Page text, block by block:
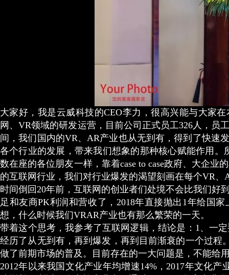
大家好，我是云威科技的CEO李力，很高兴能与大家
网、VR领域的研发运营，目前公司正式员工326人，员
间，我们国内的VR、AR产业也从无到有，得到了快速
各个行业的发展，带来我们想象的那种核心赋能作用
数在座的各位朋友一样，靠着case to case政府、大企
的互联网行业，我们对行业爆发的渴望刻画在每个VR、
时间倒回20年前，互联网的创业者们处境不会比我们好
足和友商PK利润和营收了，2018年直接抛出1年给国
想，什么时候我们VRAR产业也有那么繁荣的一天。
带着这个思考，我参考了互联网逻辑，结论是：1、一
经历了从无到有，再到爆发，再到目前渐衰的一个过
做了前期市场的普及。目前存在的一大问题是，不能给
2012年以来我国文化产业年均增速14%，2017年文化